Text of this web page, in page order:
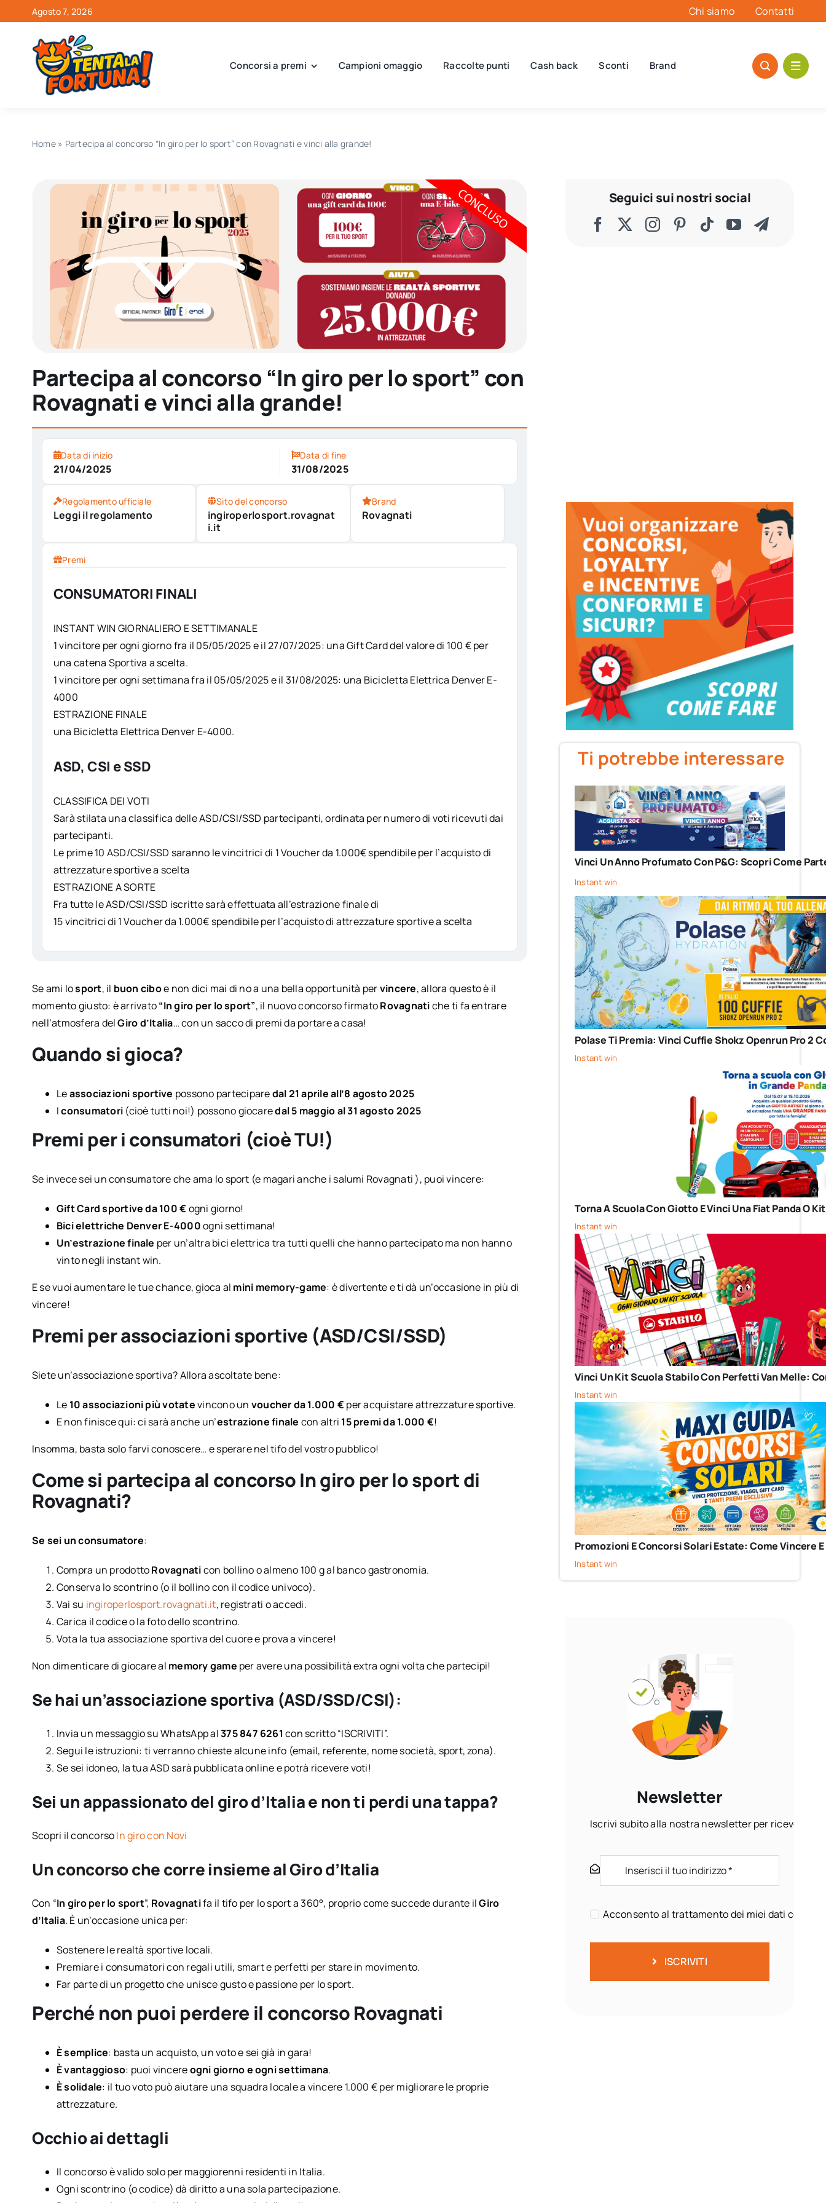
al
contenuto
Agosto 7, 2026 Chi siamo Contatti
Concorsi a premi Campioni omaggio Raccolte punti Cash back Sconti Brand
Home» Partecipa al concorso “In giro per lo sport” con Rovagnati e vinci alla grande!
Partecipa al concorso “In giro per lo sport” con
Rovagnati e vinci alla grande!
Data di inizio
21/04/2025
Data di fine
31/08/2025
Regolamento ufficiale
Leggi il regolamento
Sito del concorso
ingiroperlosport.rovagnat
i.it
Brand
Rovagnati
Premi
CONSUMATORI FINALI
INSTANT WIN GIORNALIERO E SETTIMANALE
1 vincitore per ogni giorno fra il 05/05/2025 e il 27/07/2025: una Gift Card del valore di 100 € per
una catena Sportiva a scelta.
1 vincitore per ogni settimana fra il 05/05/2025 e il 31/08/2025: una Bicicletta Elettrica Denver E-
4000
ESTRAZIONE FINALE
una Bicicletta Elettrica Denver E-4000.
ASD, CSI e SSD
CLASSIFICA DEI VOTI
Sarà stilata una classifica delle ASD/CSI/SSD partecipanti, ordinata per numero di voti ricevuti dai
partecipanti.
Le prime 10 ASD/CSI/SSD saranno le vincitrici di 1 Voucher da 1.000€ spendibile per l’acquisto di
attrezzature sportive a scelta
ESTRAZIONE A SORTE
Fra tutte le ASD/CSI/SSD iscritte sarà effettuata all’estrazione finale di
15 vincitrici di 1 Voucher da 1.000€ spendibile per l’acquisto di attrezzature sportive a scelta
Se ami losport, il buon ciboe non dici mai di no a una bella opportunità pervincere, allora questo è il
momento giusto: è arrivato“In giro per lo sport”, il nuovo concorso firmatoRovagnatiche ti fa entrare
nell’atmosfera delGiro d’Italia… con un sacco di premi da portare a casa!
Quando si gioca?
Leassociazioni sportive possono parteciparedal 21 aprile all’8 agosto 2025
Iconsumatori (cioè tutti noi!) possono giocaredal 5 maggio al 31 agosto 2025
Premi per i consumatori (cioè TU!)
Se invece sei un consumatore che ama lo sport (e magari anche i salumi Rovagnati ), puoi vincere:
Gift Card sportive da 100 € ogni giorno!
Bici elettriche Denver E-4000ogni settimana!
Un’estrazione finale per un’altra bici elettrica tra tutti quelli che hanno partecipato ma non hanno
vinto negli instant win.
E se vuoi aumentare le tue chance, gioca al mini memory-game: è divertente e ti dà un’occasione in più di
vincere!
Premi per associazioni sportive (ASD/CSI/SSD)
Siete un’associazione sportiva? Allora ascoltate bene:
Le 10 associazioni più votatevincono un voucher da 1.000 € per acquistare attrezzature sportive.
E non finisce qui: ci sarà anche un’estrazione finale con altri 15 premi da 1.000 €!
Insomma, basta solo farvi conoscere… e sperare nel tifo del vostro pubblico!
Come si partecipa al concorso In giro per lo sport di
Rovagnati?
Se sei un consumatore:
Compra un prodottoRovagnaticon bollino o almeno 100 g al banco gastronomia.
Conserva lo scontrino (o il bollino con il codice univoco).
Vai su ingiroperlosport.rovagnati.it, registrati o accedi.
Carica il codice o la foto dello scontrino.
Vota la tua associazione sportiva del cuore e prova a vincere!
Non dimenticare di giocare al memory game per avere una possibilità extra ogni volta che partecipi!
Se hai un’associazione sportiva (ASD/SSD/CSI):
Invia un messaggio su WhatsApp al375 847 6261con scritto “ISCRIVITI”.
Segui le istruzioni: ti verranno chieste alcune info (email, referente, nome società, sport, zona).
Se sei idoneo, la tua ASD sarà pubblicata online e potrà ricevere voti!
Sei un appassionato del giro d’Italia e non ti perdi una tappa?
Scopri il concorsoIn giro con Novi
Un concorso che corre insieme alGiro d’Italia
Con “In giro per lo sport”, Rovagnatifa il tifo per lo sport a 360°, proprio come succede durante ilGiro
d’Italia. È un’occasione unica per:
Sostenere le realtà sportive locali.
Premiare i consumatori con regali utili, smart e perfetti per stare in movimento.
Far parte di un progetto che unisce gusto e passione per lo sport.
Perché non puoi perdere il concorso Rovagnati
È semplice: basta un acquisto, un voto e sei già in gara!
È vantaggioso: puoi vincereogni giorno e ogni settimana.
È solidale: il tuo voto può aiutare una squadra locale a vincere 1.000 € per migliorare le proprie
attrezzature.
Occhio ai dettagli
Il concorso è valido solo per maggiorenni residenti in Italia.
Ogni scontrino (o codice) dà diritto a una sola partecipazione.
Seguici sui nostri social
Ti potrebbe interessare
Vinci Un Anno Profumato Con P&G: Scopri Come
Instant win
Polase Ti Premia: Vinci Cuffie Shokz Openrun Pro 2
Instant win
Torna A Scuola Con Giotto E Vinci Una Fiat Panda O
Instant win
Vinci Un Kit Scuola Stabilo Con Perfetti Van Melle:
Instant win
Promozioni E Concorsi Solari Estate: Come Vincere
Instant win
Newsletter
Iscrivi subito alla nostra newsletter per ricevere
Acconsento al trattamento dei miei dati come
ISCRIVITI